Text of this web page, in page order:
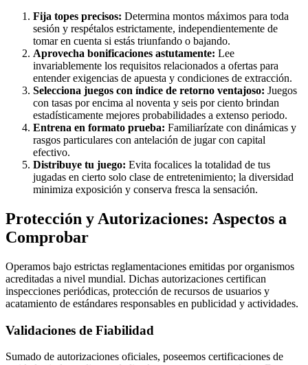
Fija topes precisos: Determina montos máximos para toda
sesión y respétalos estrictamente, independientemente de
tomar en cuenta si estás triunfando o bajando.
Aprovecha bonificaciones astutamente: Lee
invariablemente los requisitos relacionados a ofertas para
entender exigencias de apuesta y condiciones de extracción.
Selecciona juegos con índice de retorno ventajoso: Juegos
con tasas por encima al noventa y seis por ciento brindan
estadísticamente mejores probabilidades a extenso periodo.
Entrena en formato prueba: Familiarízate con dinámicas y
rasgos particulares con antelación de jugar con capital
efectivo.
Distribuye tu juego: Evita focalices la totalidad de tus
jugadas en cierto solo clase de entretenimiento; la diversidad
minimiza exposición y conserva fresca la sensación.
Protección y Autorizaciones: Aspectos a
Comprobar
Operamos bajo estrictas reglamentaciones emitidas por organismos
acreditadas a nivel mundial. Dichas autorizaciones certifican
inspecciones periódicas, protección de recursos de usuarios y
acatamiento de estándares responsables en publicidad y actividades.
Validaciones de Fiabilidad
Sumado de autorizaciones oficiales, poseemos certificaciones de